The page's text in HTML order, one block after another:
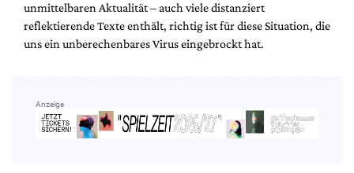
unmittelbaren Aktualität – auch viele distanziert
reflektierende Texte enthält, richtig ist für diese Situation, die
uns ein unberechenbares Virus eingebrockt hat.
Anzeige